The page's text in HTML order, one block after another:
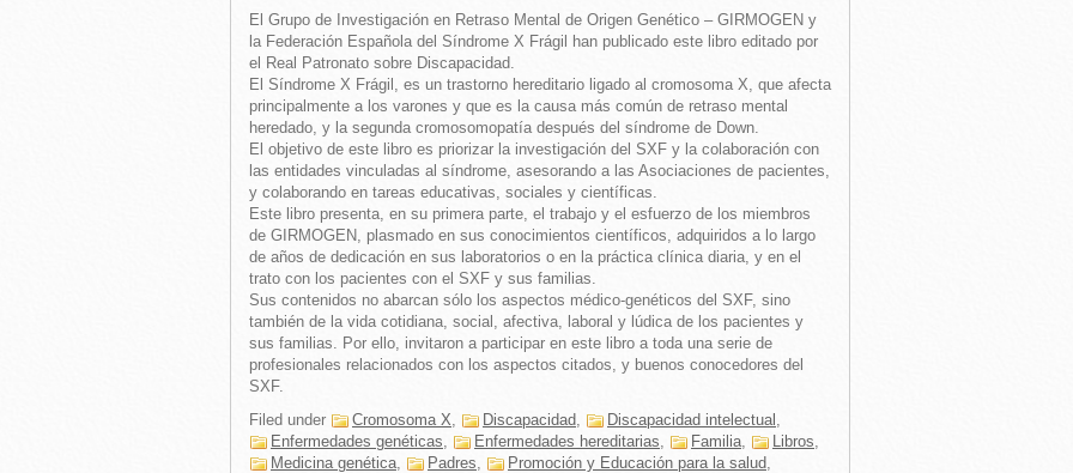
El Grupo de Investigación en Retraso Mental de Origen Genético – GIRMOGEN y
la Federación Española del Síndrome X Frágil han publicado este libro editado por
el Real Patronato sobre Discapacidad.
El Síndrome X Frágil, es un trastorno hereditario ligado al cromosoma X, que afecta
principalmente a los varones y que es la causa más común de retraso mental
heredado, y la segunda cromosomopatía después del síndrome de Down.
El objetivo de este libro es priorizar la investigación del SXF y la colaboración con
las entidades vinculadas al síndrome, asesorando a las Asociaciones de pacientes,
y colaborando en tareas educativas, sociales y científicas.
Este libro presenta, en su primera parte, el trabajo y el esfuerzo de los miembros
de GIRMOGEN, plasmado en sus conocimientos científicos, adquiridos a lo largo
de años de dedicación en sus laboratorios o en la práctica clínica diaria, y en el
trato con los pacientes con el SXF y sus familias.
Sus contenidos no abarcan sólo los aspectos médico-genéticos del SXF, sino
también de la vida cotidiana, social, afectiva, laboral y lúdica de los pacientes y
sus familias. Por ello, invitaron a participar en este libro a toda una serie de
profesionales relacionados con los aspectos citados, y buenos conocedores del
SXF.
Filed under
Cromosoma X, Discapacidad, Discapacidad intelectual ,
Enfermedades genéticas, Enfermedades hereditarias, Familia, Libros,
Medicina genética, Padres, Promoción y Educación para la salud,